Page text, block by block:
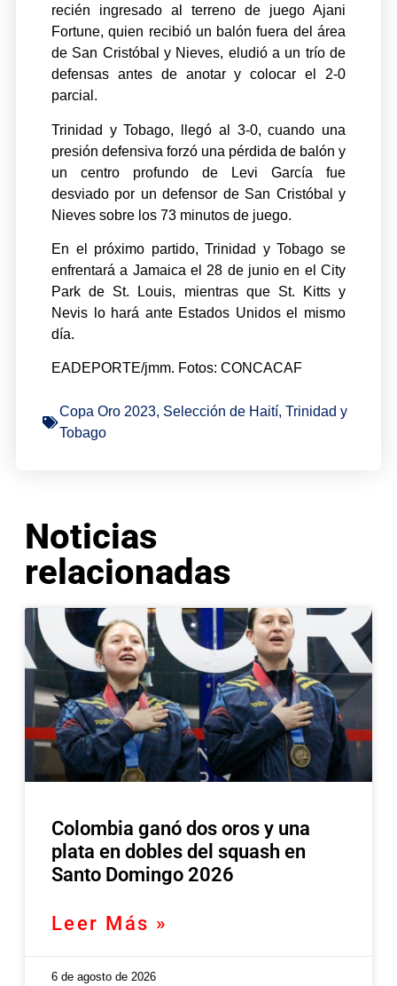
recién ingresado al terreno de juego Ajani
Fortune, quien recibió un balón fuera del área
de San Cristóbal y Nieves, eludió a un trío de
defensas antes de anotar y colocar el 2-0
parcial.
Trinidad y Tobago, llegó al 3-0, cuando una
presión defensiva forzó una pérdida de balón y
un centro profundo de Levi García fue
desviado por un defensor de San Cristóbal y
Nieves sobre los 73 minutos de juego.
En el próximo partido, Trinidad y Tobago se
enfrentará a Jamaica el 28 de junio en el City
Park de St. Louis, mientras que St. Kitts y
Nevis lo hará ante Estados Unidos el mismo
día.
EADEPORTE/jmm. Fotos: CONCACAF
Copa Oro 2023, Selección de Haití, Trinidad y
Tobago
Noticias
relacionadas
Colombia ganó dos oros y una
plata en dobles del squash en
Santo Domingo 2026
Leer Más »
6 de agosto de 2026